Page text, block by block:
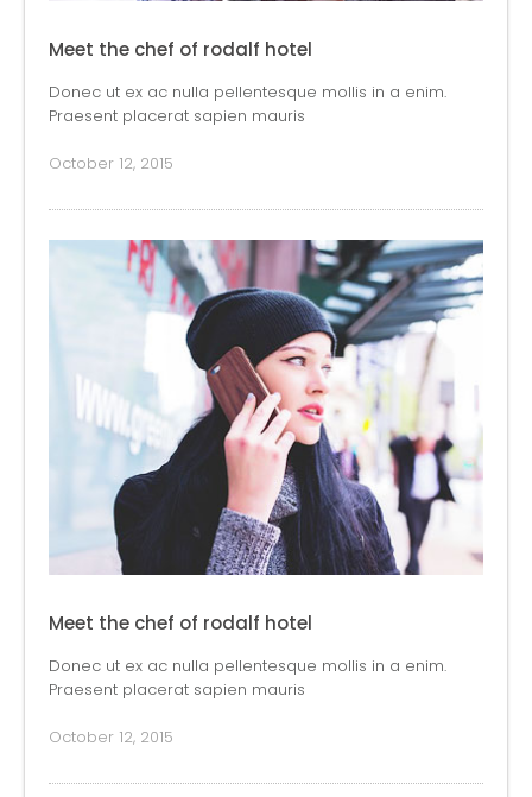
Meet the chef of rodalf hotel
Donec ut ex ac nulla pellentesque mollis in a enim.
Praesent placerat sapien mauris
October 12, 2015
Meet the chef of rodalf hotel
Donec ut ex ac nulla pellentesque mollis in a enim.
Praesent placerat sapien mauris
October 12, 2015